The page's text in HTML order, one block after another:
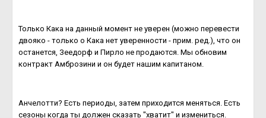
Только Кака на данный момент не уверен (можно перевести
двояко - только о Кака нет уверенности - прим. ред.), что он
останется, Зеедорф и Пирло не продаются. Мы обновим
контракт Амброзини и он будет нашим капитаном.
Анчелотти? Есть периоды, затем приходится меняться. Есть
сезоны когда ты должен сказать "хватит" и измениться.